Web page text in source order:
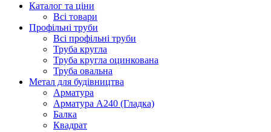
Каталог та ціни
Всі товари
Профільні труби
Всі профільні труби
Труба кругла
Труба кругла оцинкована
Труба овальна
Метал для будівництва
Арматура
Арматура А240 (Гладка)
Балка
Квадрат